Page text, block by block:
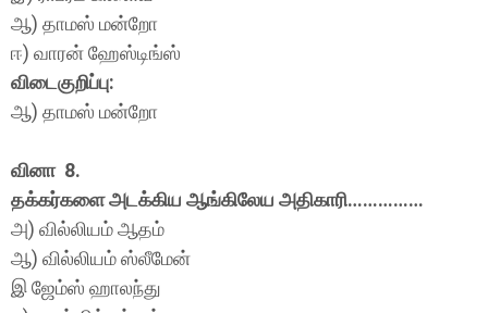
ஆ) தாமஸ் மன்றோ
ஈ) வாரன் ஹேஸ்டிங்ஸ்
விடைகுறிப்பு:
ஆ) தாமஸ் மன்றோ
வினா 8.
தக்கர்களை அடக்கிய ஆங்கிலேய அதிகாரி……………
அ) வில்லியம் ஆதம்
ஆ) வில்லியம் ஸ்லீமேன்
இ ஜேம்ஸ் ஹாலந்து